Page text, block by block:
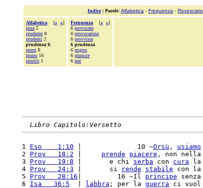
Indice| Parole: Alfabetica - Frequenza - Rovesciate
Alfabetica [« »]
prua 2
prudente 8
prudenti 2
prudenza 6
pruni 8
pruno 16
prurito 1
Frequenza [« »]
6 provocare
6 provocarono
6 provviste
6 prudenza
6 pugno
6 punisce
6 put
Libro Capitolo:Versetto
1 Eso    1:10 |              10 ~Orsù , usiamo
2 Prov   18:2 prende piacere , non nella
3 Prov   19:8 |       e chi serba con cura la
4 Prov   24:3 |       si rende stabile con la
5 Prov   28:16 |         16 ~Il principe senza
6 Isa   36:5 labbra ; per la guerra ci vuol